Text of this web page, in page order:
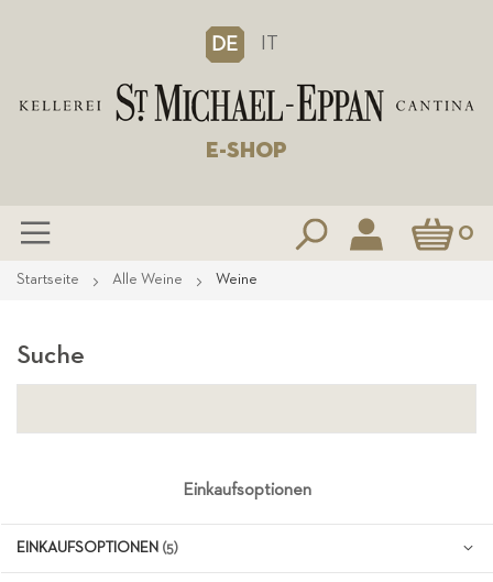
DE IT
E-SHOP
Mein 0
Zum
Startseite Alle Weine Weine
Suche
Einkaufsoptionen
EINKAUFSOPTIONEN